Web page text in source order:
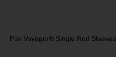
Fox Voyager® Single Rod Sleeves